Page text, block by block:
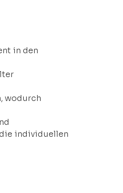
in den
wodurch
individuellen